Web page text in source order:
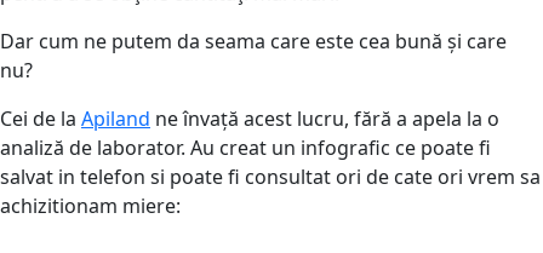
Dar cum ne putem da seama care este cea bună și care
nu?
Cei de la Apiland ne învață acest lucru, fără a apela la o
analiză de laborator. Au creat un infografic ce poate fi
salvat in telefon si poate fi consultat ori de cate ori vrem sa
achizitionam miere: